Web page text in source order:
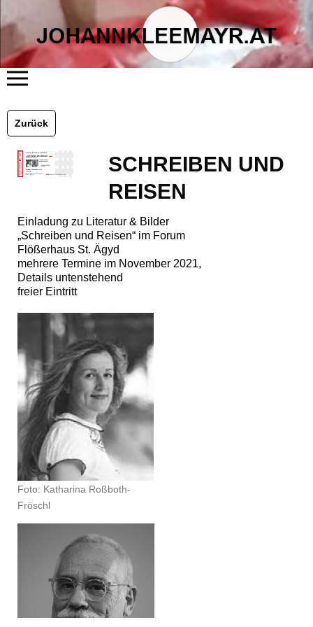
TERMINE
BLOG
KONTAKT
Zurück
SCHREIBEN UND
REISEN
Einladung zu Literatur & Bilder
„Schreiben und Reisen“ im Forum
Flößerhaus St. Ägyd
mehrere Termine im November 2021,
Details untenstehend
freier Eintritt
Foto: Katharina Roßboth-
Fröschl